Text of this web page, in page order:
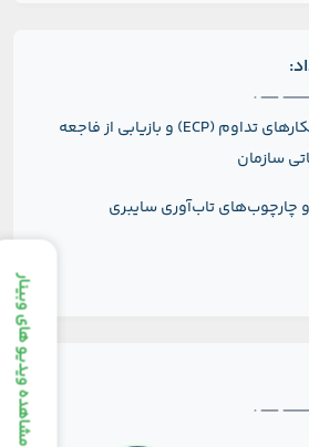
چگونگی تدوین راهکارهای تداوم (ECP) و بازیابی از فاجعه
چارچوب‌های تاب‌آوری سایبری
مشاهده ویدیو های وبینار